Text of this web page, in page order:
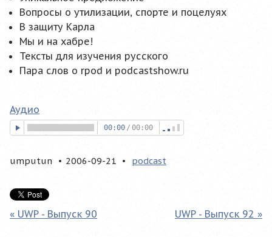
Вопросы о утилизации, спорте и поцелуях
В защиту Карла
Мы и на хабре!
Тексты для изучения русского
Пара слов о rpod и podcastshow.ru
Аудио
00:00 / 00:00
umputun 2006-09-21 podcast
« UWP - Выпуск 90 UWP - Выпуск 92 »